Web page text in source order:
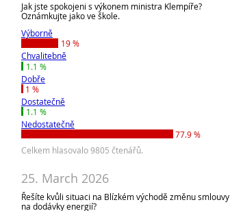
Jak jste spokojeni s výkonem ministra Klempíře?
Oznámkujte jako ve škole.
Výborně
19 %
Chvalitebně
1.1 %
Dobře
1 %
Dostatečně
1.1 %
Nedostatečně
77.9 %
Celkem hlasovalo 9805 čtenářů.
25. March 2026
Řešíte kvůli situaci na Blízkém východě změnu smlouvy
na dodávky energií?